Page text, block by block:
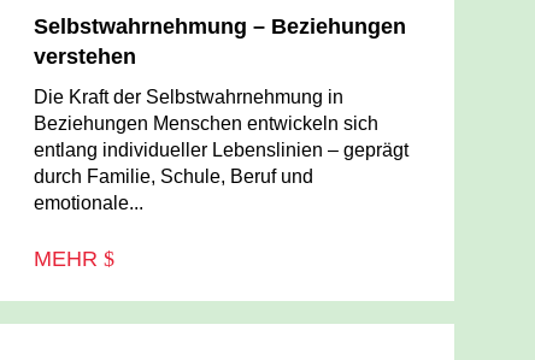
Selbstwahrnehmung – Beziehungen
verstehen
Die Kraft der Selbstwahrnehmung in
Beziehungen Menschen entwickeln sich
entlang individueller Lebenslinien – geprägt
durch Familie, Schule, Beruf und
emotionale...
MEHR